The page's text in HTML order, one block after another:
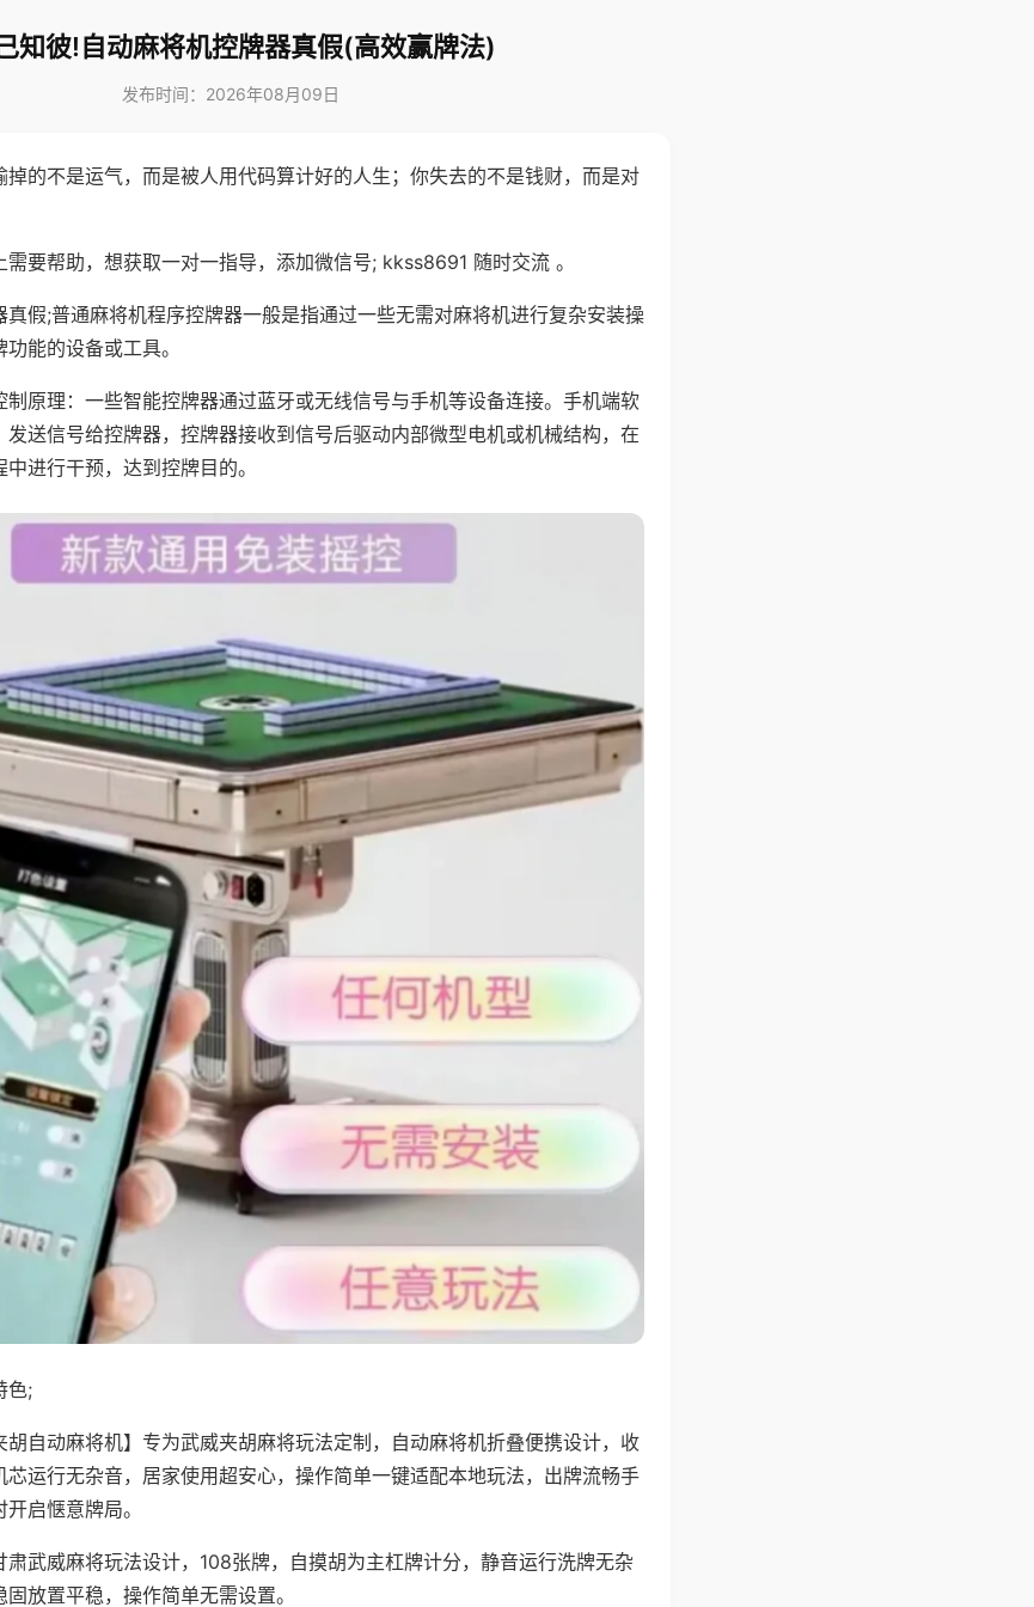
知彼!自动麻将机控牌器真假(高效赢牌法)
发布时间：2026年08月09日
掉的不是运气，而是被人用代码算计好的人生；你失去的不是钱财，而是对
要帮助，想获取一对一指导，添加微信号; kkss8691 随时交流 。
真假;普通麻将机程序控牌器一般是指通过一些无需对麻将机进行复杂安装操
能的设备或工具。
制原理：一些智能控牌器通过蓝牙或无线信号与手机等设备连接。手机端软
送信号给控牌器，控牌器接收到信号后驱动内部微型电机或机械结构，在
进行干预，达到控牌目的。
色;
胡自动麻将机】专为武威夹胡麻将玩法定制，自动麻将机折叠便携设计，收
芯运行无杂音，居家使用超安心，操作简单一键适配本地玩法，出牌流畅手
启惬意牌局。
肃武威麻将玩法设计，108张牌，自摸胡为主杠牌计分，静音运行洗牌无杂
放置平稳，操作简单无需设置。